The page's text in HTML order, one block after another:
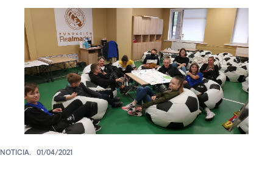
NOTICIA. 01/04/2021